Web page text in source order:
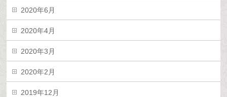
2020年6月
2020年4月
2020年3月
2020年2月
2019年12月